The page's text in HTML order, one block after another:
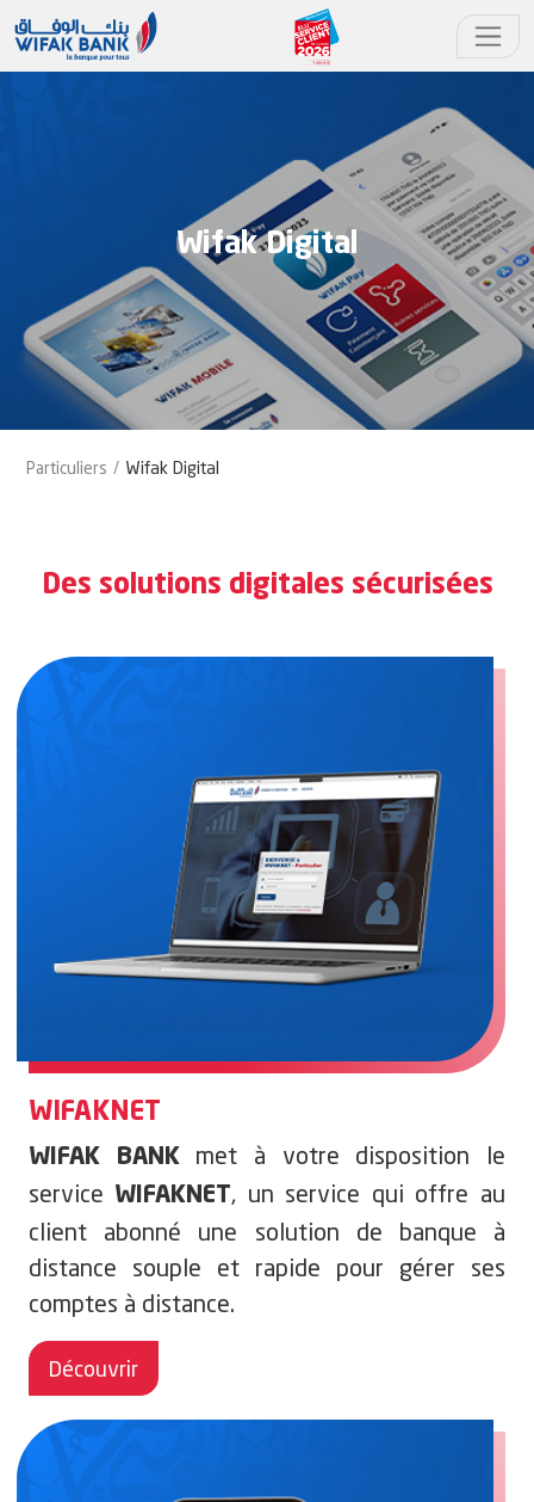
Wifak Digital
Particuliers Wifak Digital
Des solutions digitales sécurisées
WIFAKNET
WIFAK BANK met à votre disposition le
service WIFAKNET , un service qui offre au
client abonné une solution de banque à
distance souple et rapide pour gérer ses
comptes à distance.
Découvrir